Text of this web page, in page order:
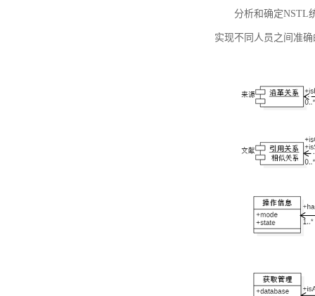
分析和确定NSTL
实现不同人员之间准